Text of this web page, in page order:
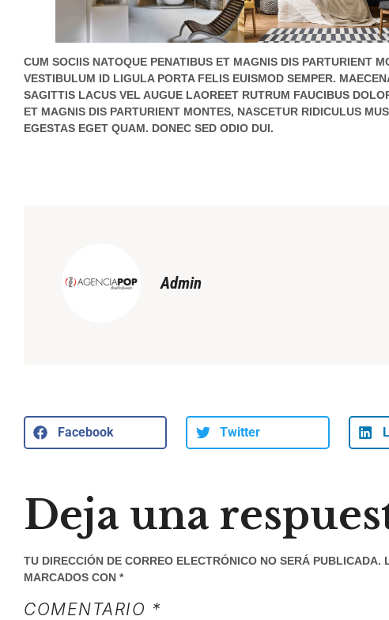
CUM SOCIIS NATOQUE PENATIBUS ET MAGNIS DIS PARTURIENT
VESTIBULUM ID LIGULA PORTA FELIS EUISMOD SEMPER.
SAGITTIS LACUS VEL AUGUE LAOREET RUTRUM FAUCIBUS
ET MAGNIS DIS PARTURIENT MONTES, NASCETUR RIDICULUS
EGESTAS EGET QUAM. DONEC SED ODIO DUI.
Admin
Facebook Twitter
Deja una
TU DIRECCIÓN DE CORREO ELECTRÓNICO NO SERÁ PUBLICADA.
MARCADOS CON *
COMENTARIO *